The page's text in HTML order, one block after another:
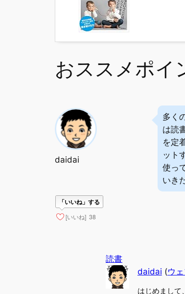
おススメポイ
daidai
多く
は読
を定
ット
使っ
いき
「いいね」する
[いいね] 38
読書
daidai (ウ
はじめまして